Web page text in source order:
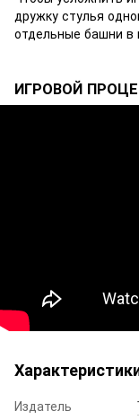
дружку стулья
отдельные башни
ИГРОВОЙ
Издатель